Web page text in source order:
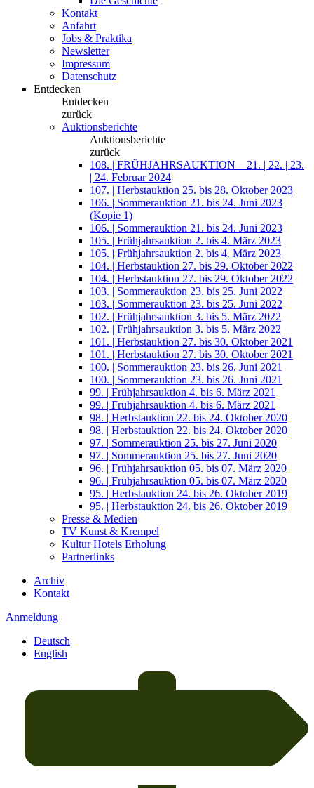
Kontakt
Anfahrt
Jobs & Praktika
Newsletter
Impressum
Datenschutz
Entdecken
Entdecken
zurück
Auktionsberichte
Auktionsberichte
zurück
108. | FRÜHJAHRSAUKTION – 21. | 22. | 23.
| 24. Februar 2024
107. | Herbstauktion 25. bis 28. Oktober 2023
106. | Sommerauktion 21. bis 24. Juni 2023
(Kopie 1)
106. | Sommerauktion 21. bis 24. Juni 2023
105. | Frühjahrsauktion 2. bis 4. März 2023
105. | Frühjahrsauktion 2. bis 4. März 2023
104. | Herbstauktion 27. bis 29. Oktober 2022
104. | Herbstauktion 27. bis 29. Oktober 2022
103. | Sommerauktion 23. bis 25. Juni 2022
103. | Sommerauktion 23. bis 25. Juni 2022
102. | Frühjahrsauktion 3. bis 5. März 2022
102. | Frühjahrsauktion 3. bis 5. März 2022
101. | Herbstauktion 27. bis 30. Oktober 2021
101. | Herbstauktion 27. bis 30. Oktober 2021
100. | Sommerauktion 23. bis 26. Juni 2021
100. | Sommerauktion 23. bis 26. Juni 2021
99. | Frühjahrsauktion 4. bis 6. März 2021
99. | Frühjahrsauktion 4. bis 6. März 2021
98. | Herbstauktion 22. bis 24. Oktober 2020
98. | Herbstauktion 22. bis 24. Oktober 2020
97. | Sommerauktion 25. bis 27. Juni 2020
97. | Sommerauktion 25. bis 27. Juni 2020
96. | Frühjahrsauktion 05. bis 07. März 2020
96. | Frühjahrsauktion 05. bis 07. März 2020
95. | Herbstauktion 24. bis 26. Oktober 2019
95. | Herbstauktion 24. bis 26. Oktober 2019
Presse & Medien
TV Kunst & Krempel
Kultur Hotels Erholung
Partnerlinks
Archiv
Kontakt
Anmeldung
Deutsch
English